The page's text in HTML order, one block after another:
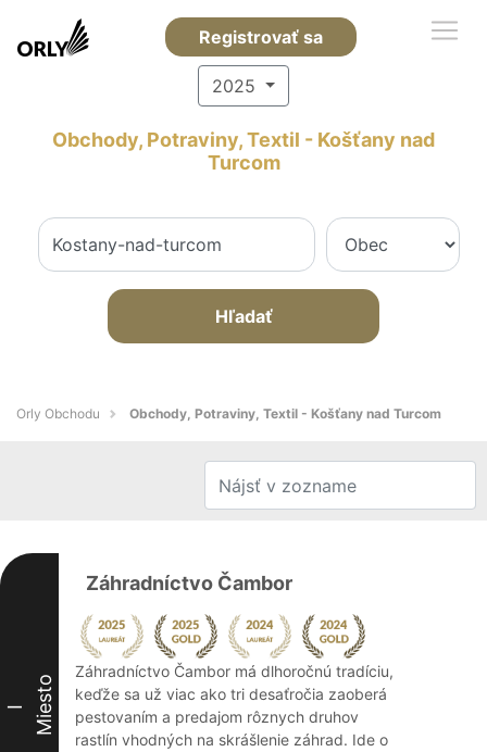
Registrovať sa
2025
Obchody, Potraviny, Textil - Košťany nad
Turcom
Hľadať
Orly Obchodu Obchody, Potraviny, Textil - Košťany nad Turcom
I Miesto
Záhradníctvo Čambor
Záhradníctvo Čambor má dlhoročnú tradíciu,
keďže sa už viac ako tri desaťročia zaoberá
pestovaním a predajom rôznych druhov
rastlín vhodných na skrášlenie záhrad. Ide o